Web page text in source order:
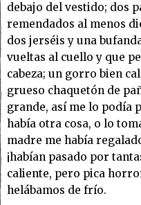
debajo del vestido; dos
remendados al menos
dos jerséis y una
vueltas al cuello y que
cabeza; un gorro bien
grueso chaquetón de
grande, así me lo podía
había otra cosa, o lo
madre me había
¡habían pasado por
caliente, pero pica
helábamos de frío.